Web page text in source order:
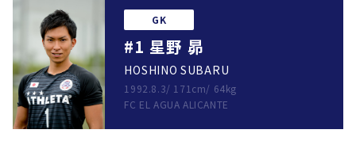
GK
#1 星野 昴
HOSHINO SUBARU
1992.8.3/ 171cm/ 64kg
FC EL AGUA ALICANTE